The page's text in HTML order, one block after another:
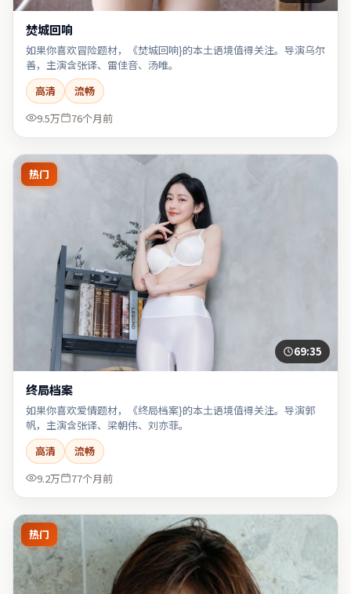
焚城回响
如果你喜欢冒险题材，《焚城回响}的本土语境值得关注。导演乌尔
善，主演含张译、雷佳音、汤唯。
高清
流畅
9.5万
76个月前
热门
69:35
终局档案
如果你喜欢爱情题材，《终局档案}的本土语境值得关注。导演郭
帆，主演含张译、梁朝伟、刘亦菲。
高清
流畅
9.2万
77个月前
热门